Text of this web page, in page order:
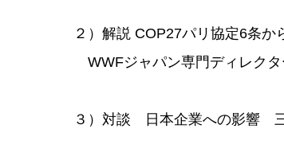
２）解説 COP27パリ協定6条か
WWFジャパン専門ディレク
３）対談 日本企業への影響